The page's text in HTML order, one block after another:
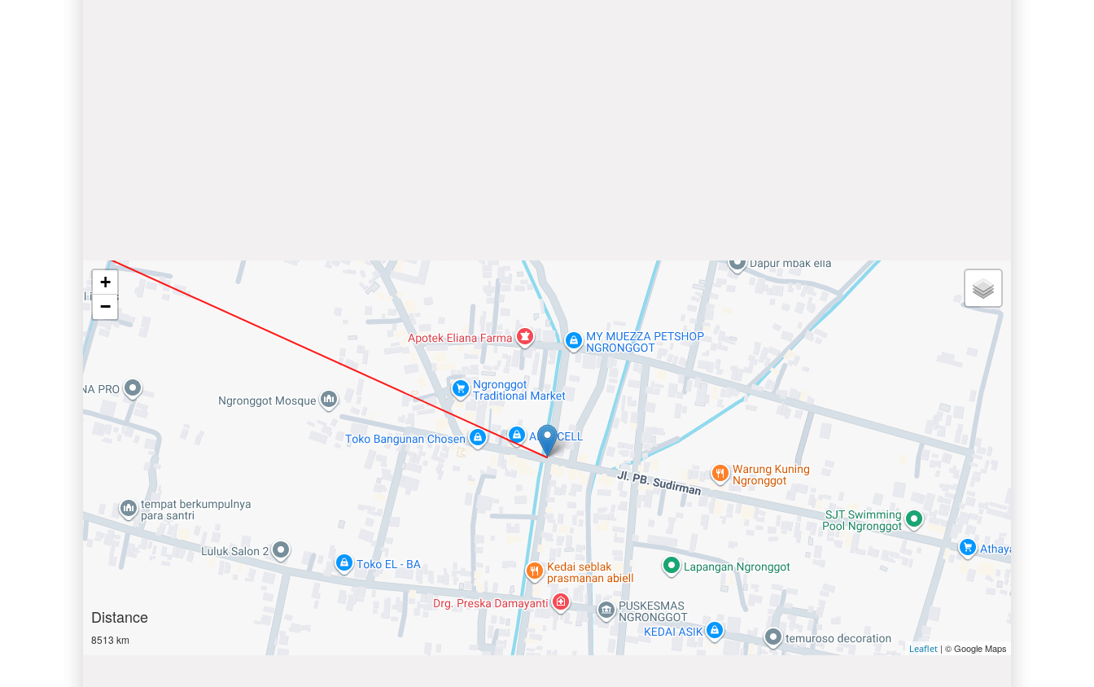
+
−
Distance
8513 km
Leaflet | © Google Maps